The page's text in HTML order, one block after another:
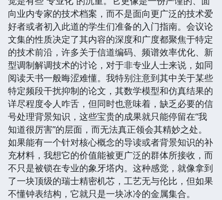
向业内专家的技术档案，而不是面向更广泛的技术爱
好者或者初入此道的学生们准备的入门指南。会议论
文集的性质决定了其内容的深度和广度都聚焦于特定
的技术前沿，许多关于信道编码、频谱效率优化、新
型调制解调技术的讨论，对于非专业人士来说，如同
阅读天书一般晦涩难懂。我特别注意到其中关于某些
特定频段干扰抑制的论文，其数学模型和仿真结果的
详尽程度令人咋舌，但同时也意味着，缺乏必要的信
号处理背景知识，这些宝贵的成果就只能停留在“我
知道很厉害”的层面，而无法真正领会其精妙之处。
如果能有一个针对核心概念的导读或者背景知识的补
充材料，我想它的价值能被更广泛的群体所接收，而
不只是被锁在专业的象牙塔内。这种感觉，就像拿到
了一块顶级的瑞士精密机芯，工艺无与伦比，但如果
不懂钟表结构，它就只是一块冰冷的金属集合。